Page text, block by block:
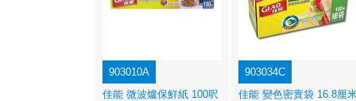
903010A
佳能 微波爐保鮮紙 100呎
903034C
佳能 變色密實袋 16.8厘